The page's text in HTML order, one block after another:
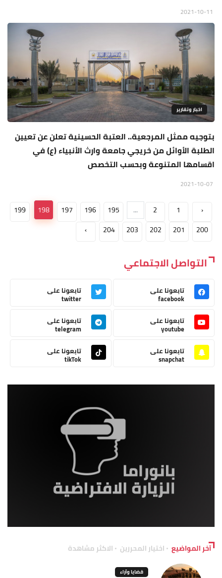
اخبار وتقارير
بتوجيه ممثل المرجعية.. العتبة الحسينية تعلن عن تعيين
الطلبة الأوائل من خريجي جامعة وارث الأنبياء (ع) في
اقسامها المتنوعة وبحسب التخصص
‹
1
2
...
195
196
197
198
199
200
201
202
203
204
›
التواصل الاجتماعي
تابعونا على
facebook
تابعونا على
twitter
تابعونا على
youtube
تابعونا على
telegram
تابعونا على
snapchat
تابعونا على
tikTok
آخر المواضيع اختيار المحررين الاكثر مشاهدة
قضايا وآراء